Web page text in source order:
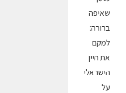
שאיפה
ברורה:
למקם
את היין
הישראלי
על